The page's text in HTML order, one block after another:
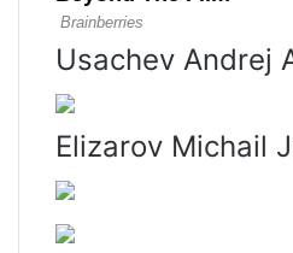
Usachev Andrej
Elizarov Michail